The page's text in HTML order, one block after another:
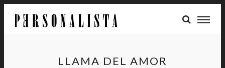
LLAMA DEL AMOR